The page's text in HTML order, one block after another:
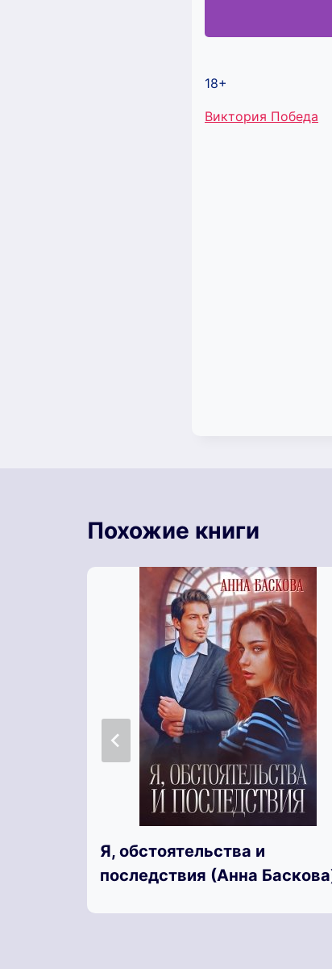
18+
Метки
Виктория Победа
Похожие книги
Я, обстоятельства и
последствия (Анна